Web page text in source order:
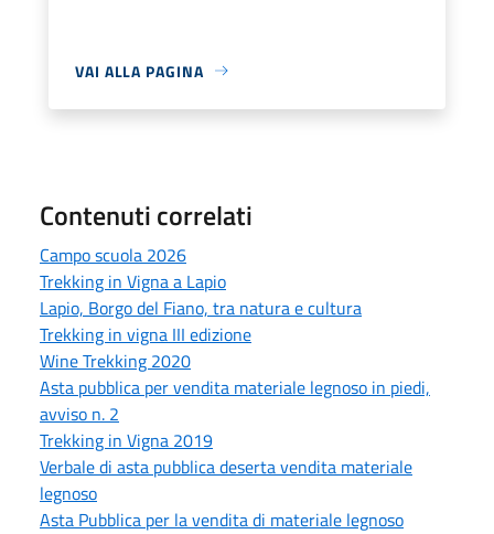
VAI ALLA PAGINA
Contenuti correlati
Campo scuola 2026
Trekking in Vigna a Lapio
Lapio, Borgo del Fiano, tra natura e cultura
Trekking in vigna III edizione
Wine Trekking 2020
Asta pubblica per vendita materiale legnoso in piedi,
avviso n. 2
Trekking in Vigna 2019
Verbale di asta pubblica deserta vendita materiale
legnoso
Asta Pubblica per la vendita di materiale legnoso